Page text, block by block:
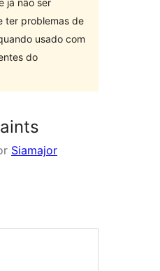
já não ser
ter problemas de
usado com
do
Siamajor